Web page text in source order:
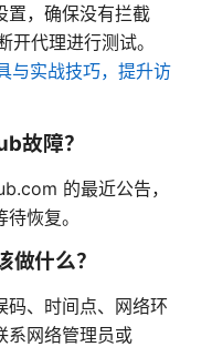
置，确保没有拦截
代理进行测试。
与实战技巧，提升访
故障？
的最近公告，
恢复。
什么？
码、时间点、网络环
系网络管理员或